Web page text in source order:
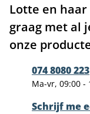
Lotte en
graag met al
onze
074 8080 223
Ma-vr, 09:00 -
Schrijf me